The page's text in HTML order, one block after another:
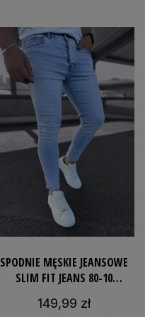
SPODNIE MĘSKIE JEANSOWE
SLIM FIT JEANS 80-10
149,99 zł